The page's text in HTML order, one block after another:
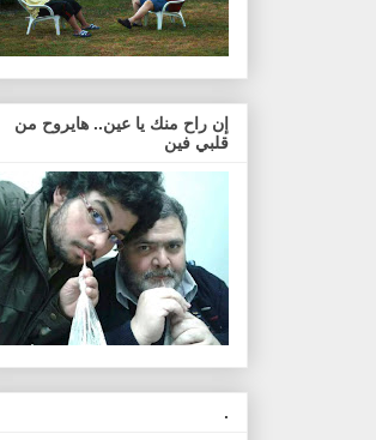
إن راح منك يا عين.. هايروح من
قلبي فين
.